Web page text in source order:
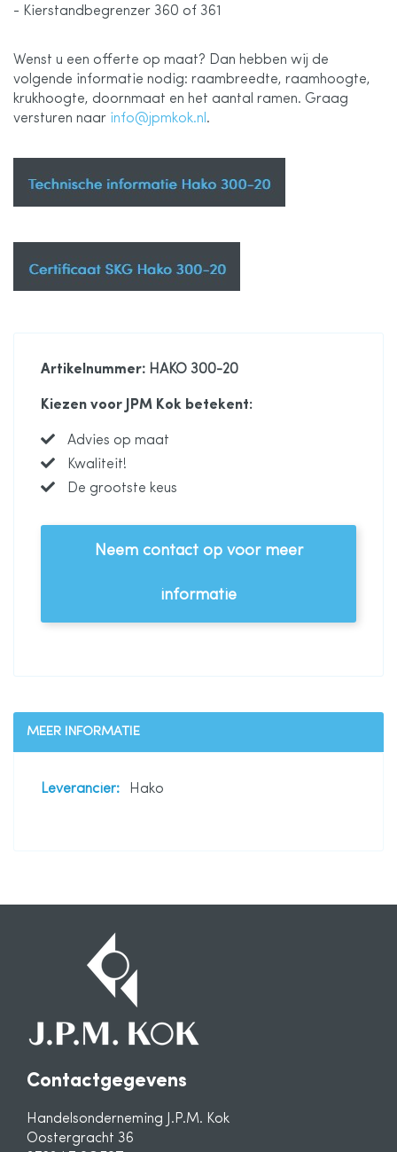
- Kierstandbegrenzer 360 of 361
Wenst u een offerte op maat? Dan hebben wij de
volgende informatie nodig: raambreedte, raamhoogte,
krukhoogte, doornmaat en het aantal ramen. Graag
versturen naar info@jpmkok.nl .
Artikelnummer: HAKO 300-20
Kiezen voor JPM Kok betekent:
Advies op maat
Kwaliteit!
De grootste keus
Neem contact op voor meer
informatie
MEER INFORMATIE
Meer
Hako
Contactgegevens
Handelsonderneming J.P.M. Kok
Oostergracht 36